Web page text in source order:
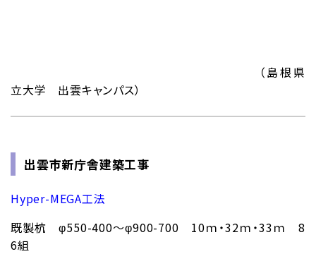
（島根県
立大学 出雲キャンパス）
出雲市新庁舎建築工事
Hyper-MEGA工法
既製杭 φ550-400～φ900-700 10ｍ・32ｍ・33ｍ 8
6組